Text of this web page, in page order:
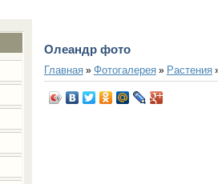
Олеандр фото
Главная» Фотогалерея» Растения